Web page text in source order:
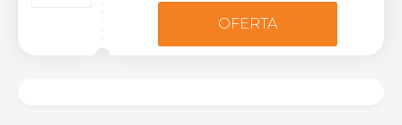
OFERTA